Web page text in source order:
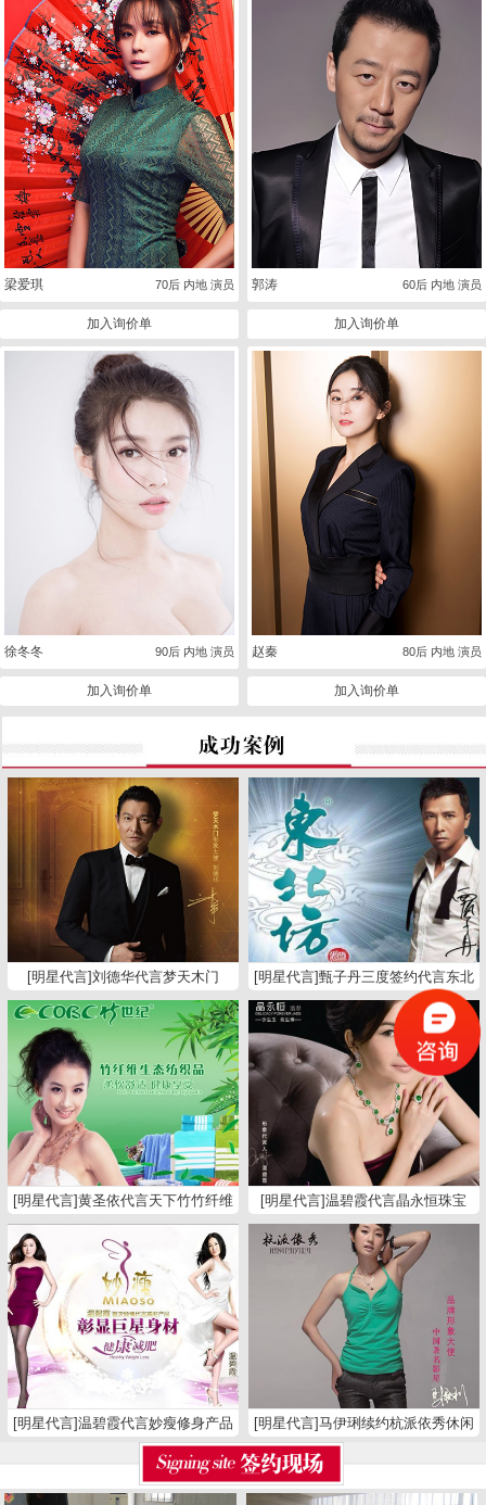
梁爱琪 70后 内地 演员
加入询价单
郭涛 60后 内地 演员
加入询价单
徐冬冬 90后 内地 演员
加入询价单
赵秦 80后 内地 演员
加入询价单
[明星代言]刘德华代言梦天木门
[明星代言]甄子丹三度签约代言东北
坊白酒
[明星代言]黄圣依代言天下竹竹纤维
纺织品
[明星代言]温碧霞代言晶永恒珠宝
[明星代言]温碧霞代言妙瘦修身产品
[明星代言]马伊琍续约杭派依秀休闲